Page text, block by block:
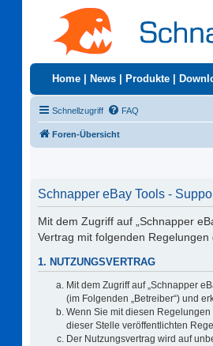
Home News Produkte
Schnellzugriff FAQ
Foren-Übersicht
Schnapper eBay Tools -
Mit dem Zugriff auf „Schnapper
Vertrag mit folgenden Regelungen
1. NUTZUNGSVERTRAG
Mit dem Zugriff auf „Schnapper
(im Folgenden „Betreiber“) und
Wenn Sie mit diesen
dieser Stelle veröffentlichten
Der Nutzungsvertrag wird auf